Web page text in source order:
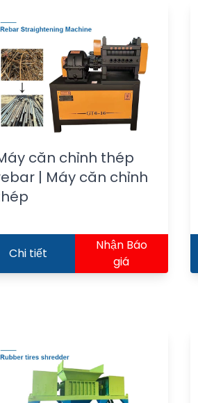
căn chỉnh thép
| Máy căn chỉnh
Chi tiết
Nhận Báo
giá